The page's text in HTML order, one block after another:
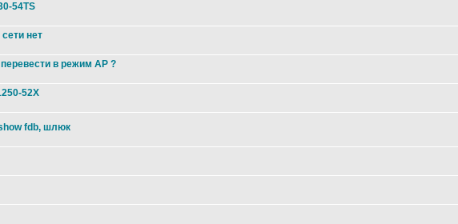
54TS
нет
в режим AP ?
52X
fdb, шлюк